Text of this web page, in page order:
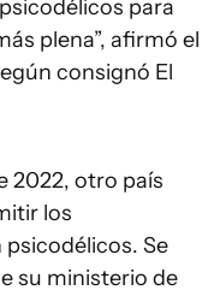
para
plena”, afirmó el
consignó El
2022, otro país
los
Se
su ministerio de